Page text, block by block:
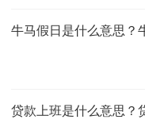
牛马假日是什么意思？
贷款上班是什么意思？